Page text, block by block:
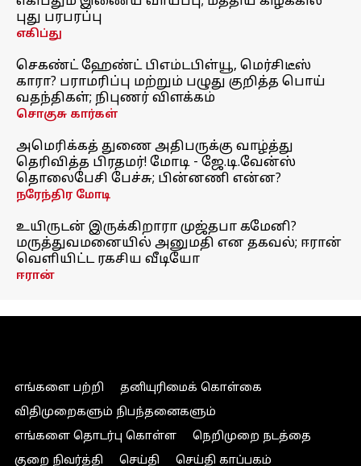
புது பரபரப்பு
எகிப்து
செகண்ட் ஹேண்ட் பிஎம்டபிள்யூ, மெர்சிடீஸ்
காரா? பராமரிப்பு மற்றும் பழுது குறித்த பொய்
வதந்திகள்; நிபுணர் விளக்கம்
சொகுசு கார்கள்
அமெரிக்கத் துணை அதிபருக்கு வாழ்த்து
தெரிவித்த பிரதமர்! மோடி - ஜே.டி.வேன்ஸ்
தொலைபேசி பேச்சு; பின்னணி என்ன?
நரேந்திர மோடி
உயிருடன் இருக்கிறாரா முஜ்தபா கமேனி?
மருத்துவமனையில் அனுமதி என தகவல்; ஈரான்
வெளியிட்ட ரகசிய வீடியோ
ஈரான்
எங்களை பற்றி
தனியுரிமைக் கொள்கை
விதிமுறைகளும் நிபந்தனைகளும்
எங்களை தொடர்பு கொள்ள
நெறிமுறை நடத்தை
குறை நிவர்த்தி
செய்தி செய்தி காப்பகம்